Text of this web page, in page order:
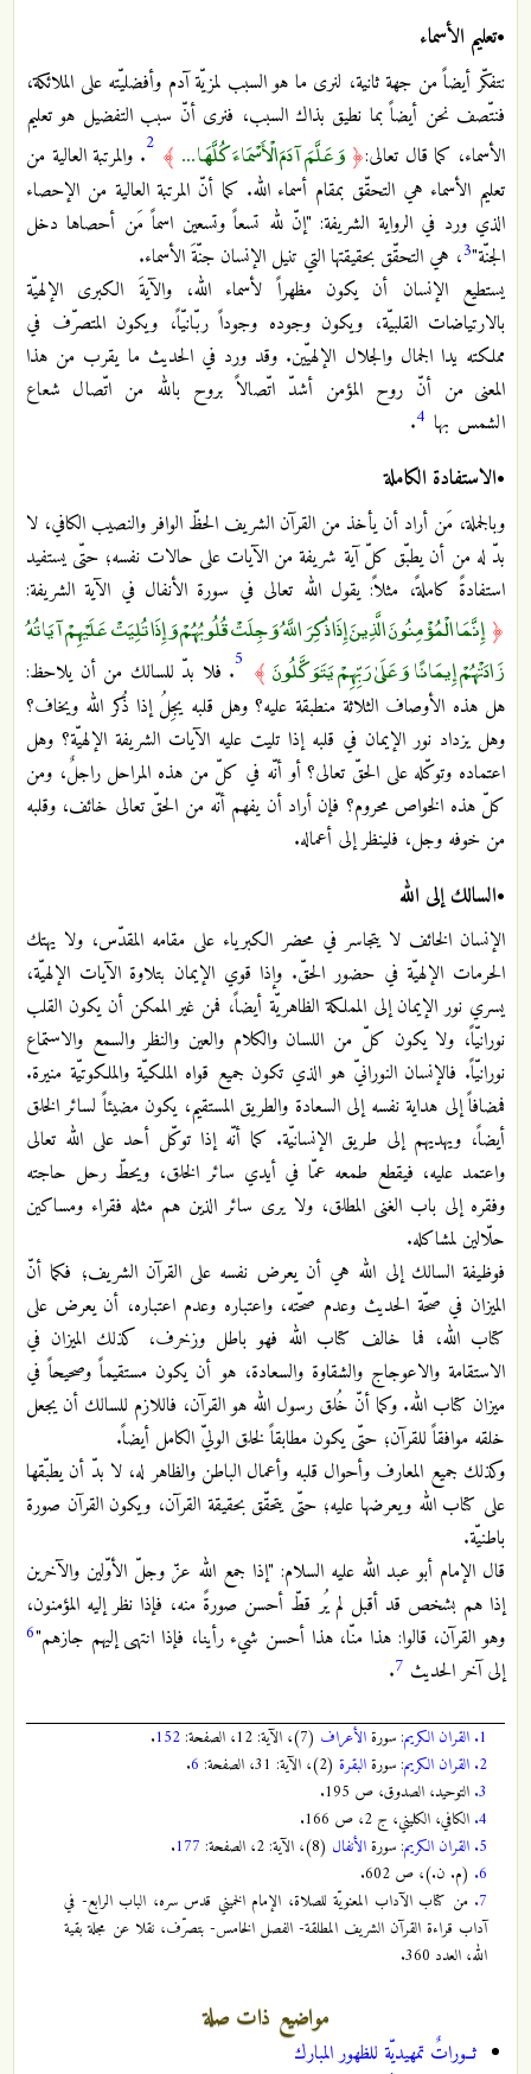
•تعليم الأسماء
نتفكّر أيضاً من جهة ثانية، لنرى ما هو السبب لمزيّة آدم وأفضليّته على الملائكة،
فنتّصف نحن أيضاً بما نطيق بذاك السبب، فنرى أنّ سبب التفضيل هو تعليم
الأسماء، كما قال تعالى:﴿ وَعَلَّمَ آدَمَ الْأَسْمَاءَ كُلَّهَا ... ﴾ 2. والمرتبة العالية من
تعليم الأسماء هي التحقّق بمقام أسماء الله. كما أنّ المرتبة العالية من الإحصاء
الذي ورد في الرواية الشريفة: "إنّ لله تسعاً وتسعين اسماً مَن أحصاها دخل
الجنّة"3، هي التحقّق بحقيقتها التي تنيل الإنسان جنّةَ الأسماء.
يستطيع الإنسان أن يكون مظهراً لأسماء الله، والآيةَ الكبرى الإلهيّة
بالارتياضات القلبيّة، ويكون وجوده وجوداً ربّانيّاً، ويكون المتصرّف في
مملكته يدا الجمال والجلال الإلهيّين. وقد ورد في الحديث ما يقرب من هذا
المعنى من أنّ روح المؤمن أشدّ اتّصالاً بروح بالله من اتّصال شعاع
الشمس بها 4
.
•الاستفادة الكاملة
وبالجملة، مَن أراد أن يأخذ من القرآن الشريف الحظّ الوافر والنصيب الكافي، لا
بدّ له من أن يطبّق كلّ آية شريفة من الآيات على حالات نفسه؛ حتّى يستفيد
استفادةً كاملةً، مثلاً: يقول الله تعالى في سورة الأنفال في الآية الشريفة:
﴿إِنَّمَا الْمُؤْمِنُونَ الَّذِينَ إِذَا ذُكِرَ اللَّهُ وَجِلَتْ قُلُوبُهُمْ وَإِذَا تُلِيَتْ عَلَيْهِمْ آيَاتُهُ
زَادَتْهُمْ إِيمَانًا وَعَلَىٰ رَبِّهِمْ يَتَوَكَّلُونَ ﴾ 5. فلا بدّ للسالك من أن يلاحظ:
هل هذه الأوصاف الثلاثة منطبقة عليه؟ وهل قلبه يجِلُ إذا ذُكر الله ويخاف؟
وهل يزداد نور الإيمان في قلبه إذا تليت عليه الآيات الشريفة الإلهيّة؟ وهل
اعتماده وتوكّله على الحقّ تعالى؟ أو أنّه في كلّ من هذه المراحل راجلٌ، ومن
كلّ هذه الخواص محروم؟ فإن أراد أن يفهم أنّه من الحقّ تعالى خائف، وقلبه
من خوفه وجل، فلينظر إلى أعماله.
•السالك إلى الله
الإنسان الخائف لا يتجاسر في محضر الكبرياء على مقامه المقدّس، ولا يهتك
الحرمات الإلهيّة في حضور الحقّ. وإذا قوي الإيمان بتلاوة الآيات الإلهيّة،
يسري نور الإيمان إلى المملكة الظاهريّة أيضاً، فمن غير الممكن أن يكون القلب
نورانيّاً، ولا يكون كلّ من اللسان والكلام والعين والنظر والسمع والاستماع
نورانيّاً. فالإنسان النورانيّ هو الذي تكون جميع قواه الملكيّة والملكوتيّة منيرة.
فمضافاً إلى هداية نفسه إلى السعادة والطريق المستقيم، يكون مضيئاً لسائر الخلق
أيضاً، ويهديهم إلى طريق الإنسانيّة. كما أنّه إذا توكّل أحد على الله تعالى
واعتمد عليه، فيقطع طمعه عمّا في أيدي سائر الخلق، ويحطّ رحل حاجته
وفقره إلى باب الغنى المطلق، ولا يرى سائر الذين هم مثله فقراء ومساكين
حلّالين لمشاكله.
فوظيفة السالك إلى الله هي أن يعرض نفسه على القرآن الشريف؛ فكما أنّ
الميزان في صحّة الحديث وعدم صحّته، واعتباره وعدم اعتباره، أن يعرض على
كتاب الله، فما خالف كتاب الله فهو باطل وزخرف، كذلك الميزان في
الاستقامة والاعوجاج والشقاوة والسعادة، هو أن يكون مستقيماً وصحيحاً في
ميزان كتاب الله. وكما أنّ خُلق رسول الله هو القرآن، فاللازم للسالك أن يجعل
خلقه موافقاً للقرآن؛ حتّى يكون مطابقاً لخلق الوليّ الكامل أيضاً.
وكذلك جميع المعارف وأحوال قلبه وأعمال الباطن والظاهر له، لا بدّ أن يطبّقها
على كتاب الله ويعرضها عليه؛ حتّى يتحقّق بحقيقة القرآن، ويكون القرآن صورة
باطنيّة.
قال الإمام أبو عبد الله عليه السلام: "إذا جمع الله عزّ وجلّ الأوّلين والآخرين
إذا هم بشخص قد أقبل لم يُر قطّ أحسن صورةً منه، فإذا نظر إليه المؤمنون،
وهو القرآن، قالوا: هذا منّا، هذا أحسن شيء رأينا، فإذا انتهى إليهم جازهم"6
إلى آخر الحديث 7
.
1. القران الكريم: سورةالأعراف (7)، الآية: 12، الصفحة: 152
.
2. القران الكريم: سورةالبقرة (2)، الآية: 31، الصفحة: 6
.
3. التوحيد، الصدوق، ص 195.
4. الكافي، الكليني، ج 2، ص 166.
5. القران الكريم: سورةالأنفال (8)، الآية: 2، الصفحة: 177
.
6. (م. ن.)، ص 602.
7. من كتاب الآداب المعنويّة للصلاة، الإمام الخميني قدس سره، الباب الرابع- في
آداب قراءة القرآن الشريف المطلقة- الفصل الخامس- بتصرّف، نقلا عن مجلة بقية
الله، العدد 360.
مواضيع ذات صلة
ثــوراتٌ تمهيديّة للظهور المبارك